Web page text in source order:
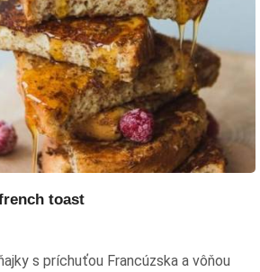
toast
s príchuťou Francúzska a vôňou